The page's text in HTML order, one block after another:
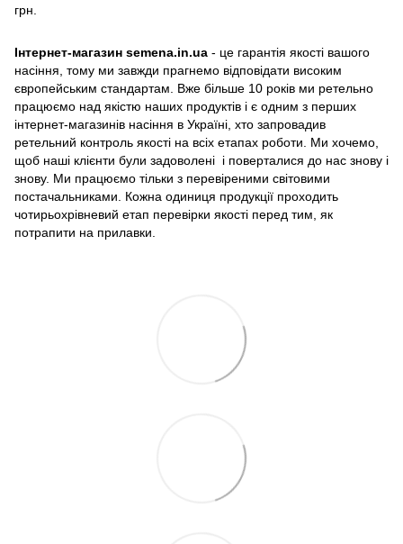
грн.
Інтернет-магазин semena.in.ua - це гарантія якості вашого
насіння, тому ми завжди прагнемо відповідати високим
європейським стандартам. Вже більше 10 років ми ретельно
працюємо над якістю наших продуктів і є одним з перших
інтернет-магазинів насіння в Україні, хто запровадив
ретельний контроль якості на всіх етапах роботи. Ми хочемо,
щоб наші клієнти були задоволені і поверталися до нас знову і
знову. Ми працюємо тільки з перевіреними світовими
постачальниками. Кожна одиниця продукції проходить
чотирьохрівневий етап перевірки якості перед тим, як
потрапити на прилавки.